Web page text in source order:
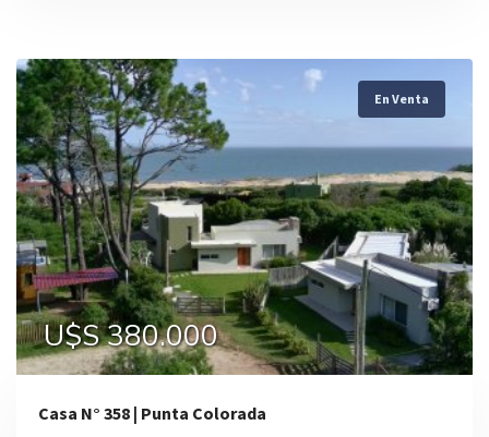
En Venta
U$S 380.000
Casa N° 358 | Punta Colorada